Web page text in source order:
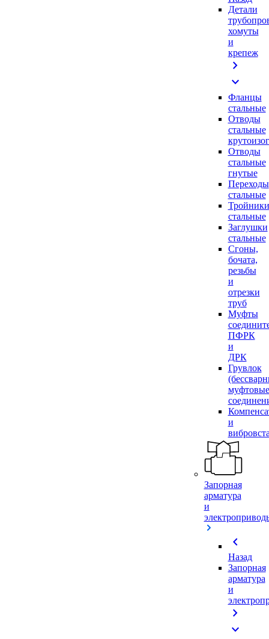
Детали
хомуты
и
крепеж
chevron_right
expand_more
Фланцы
стальные
Отводы
стальные
Отводы
стальные
гнутые
Переходы
стальные
Тройники
стальные
Заглушки
стальные
Сгоны,
бочата,
резьбы
и
отрезки
труб
Муфты
ПФРК
и
ДРК
Грувлок
муфтовые
и
Запорная
арматура
и
chevron_left
Назад
Запорная
арматура
и
chevron_right
expand_more